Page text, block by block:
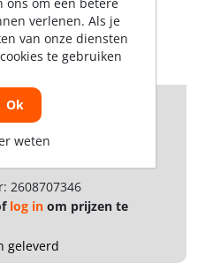
6mm
2608707346
log in om prijzen te
geleverd
verlenen. Als je
van onze diensten
te gebruiken
Ok
weten